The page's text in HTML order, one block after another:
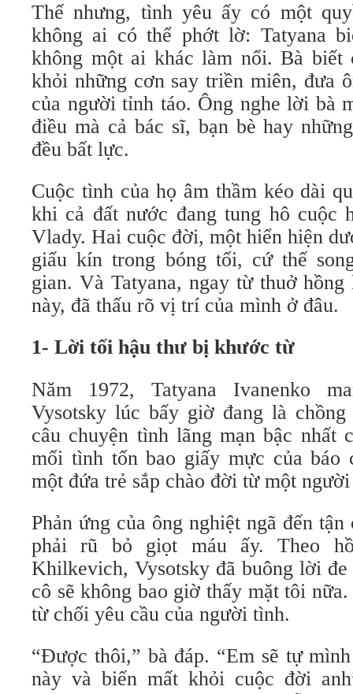
Thế nhưng, tình yêu ấy có một
không ai có thể phớt lờ: Tatyana
không một ai khác làm nổi. Bà biết
khỏi những cơn say triền miên, đưa
của người tỉnh táo. Ông nghe lời bà
điều mà cả bác sĩ, bạn bè hay
đều bất lực.
Cuộc tình của họ âm thầm kéo dài
khi cả đất nước đang tung hô cuộc
Vlady. Hai cuộc đời, một hiển hiện
giấu kín trong bóng tối, cứ thế
gian. Và Tatyana, ngay từ thuở
này, đã thấu rõ vị trí của mình ở đâu.
1- Lời tối hậu thư bị khước từ
Năm 1972, Tatyana Ivanenko
Vysotsky lúc bấy giờ đang là
câu chuyện tình lãng mạn bậc nhất
mối tình tốn bao giấy mực của báo
một đứa trẻ sắp chào đời từ một
Phản ứng của ông nghiệt ngã đến
phải rũ bỏ giọt máu ấy. Theo
Khilkevich, Vysotsky đã buông lời
cô sẽ không bao giờ thấy mặt tôi
từ chối yêu cầu của người tình.
“Được thôi,” bà đáp. “Em sẽ tự
này và biến mất khỏi cuộc đời